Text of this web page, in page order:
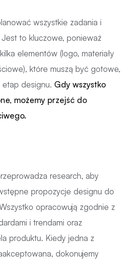
wszystkie zadania i
to kluczowe, ponieważ
elementów (logo, materiały
które muszą być gotowe,
etap designu. Gdy wszystko
możemy przejść do
research, aby
propozycje designu do
opracowują zgodnie z
i trendami oraz
produktu. Kiedy jedna z
dokonujemy